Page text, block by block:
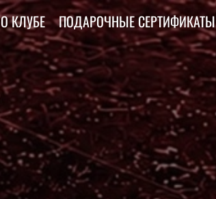
О КЛУБЕ ПОДАРОЧНЫЕ СЕРТИФИКАТЫ